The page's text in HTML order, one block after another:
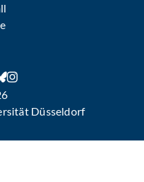
Düsseldorf